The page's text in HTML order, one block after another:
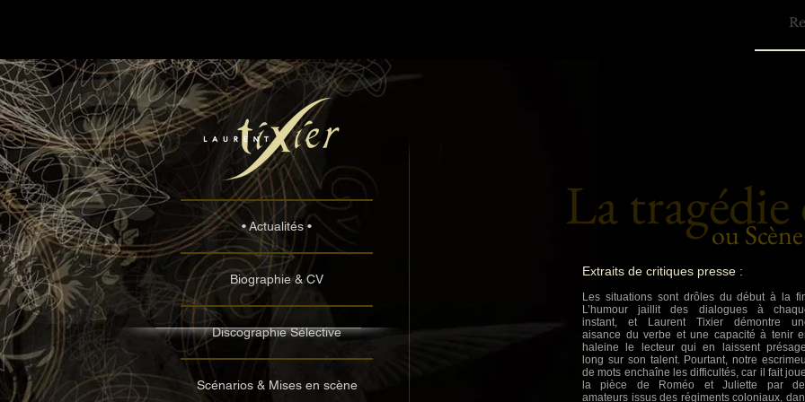
La ou
Extraits de critiques presse :
Les situations sont drôles du début à la
L’humour jaillit des dialogues à
instant, et Laurent Tixier démontre
aisance du verbe et une capacité à tenir
haleine le lecteur qui en laissent
long sur son talent. Pourtant, notre
de mots enchaîne les difficultés, car il fait
la pièce de Roméo et Juliette par
amateurs issus des régiments coloniaux,
• Actualités •
Biographie & CV
Discographie Sélective
Scénarios & Mises en scène